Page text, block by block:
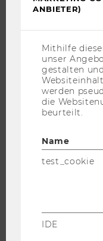
DOKTORAT / PHD
EXECUTIVE
BEWERBUNG UND
INTERNATIONALE
FORSCHUNG
ANBIETER)
Mithilfe
unser
gestalten
werden
die
beurteilt.
Name
test_cookie
IDE